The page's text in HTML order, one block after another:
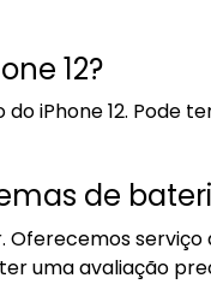
12?
iPhone 12. Pode
de
uma avaliação